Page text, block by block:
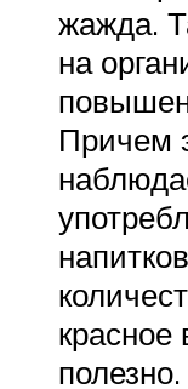
жажда.
на
Причем
красное
полезно.